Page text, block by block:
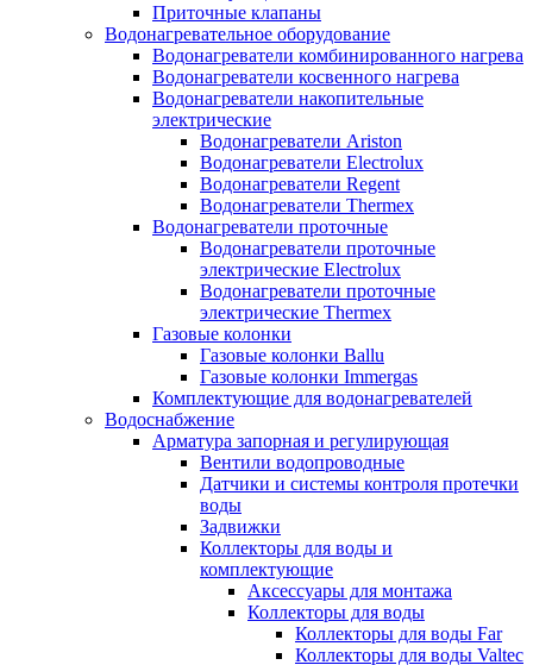
Приточные клапаны
Водонагревательное оборудование
Водонагреватели комбинированного нагрева
Водонагреватели косвенного нагрева
Водонагреватели накопительные
электрические
Водонагреватели Ariston
Водонагреватели Electrolux
Водонагреватели Regent
Водонагреватели Thermex
Водонагреватели проточные
Водонагреватели проточные
электрические Electrolux
Водонагреватели проточные
электрические Thermex
Газовые колонки
Газовые колонки Ballu
Газовые колонки Immergas
Комплектующие для водонагревателей
Водоснабжение
Арматура запорная и регулирующая
Вентили водопроводные
Датчики и системы контроля протечки
воды
Задвижки
Коллекторы для воды и
комплектующие
Аксессуары для монтажа
Коллекторы для воды
Коллекторы для воды Far
Коллекторы для воды Valtec